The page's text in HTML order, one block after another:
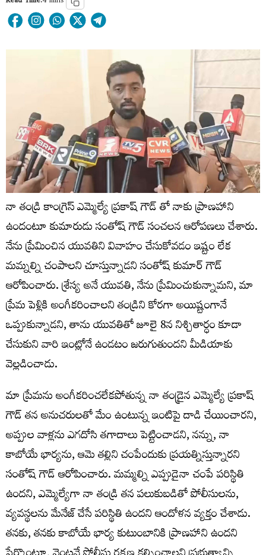
నా తండ్రి కాంగ్రెస్ ఎమ్మెల్యే ప్రకాష్ గౌడ్ తో నాకు ప్రాణహాని
ఉందంటూ కుమారుడు సంతోష్ గౌడ్ సంచలన ఆరోపణలు చేశారు.
నేను ప్రేమించిన యువతిని వివాహం చేసుకోవడం ఇష్టం లేక
మమ్నల్ని చంపాలని చూస్తున్నాడని సంతోష్ కుమార్ గౌడ్
ఆరోపించారు. శ్రేస్య అనే యువతి, నేను ప్రేమించుకున్నామని, మా
ప్రేమ పెళ్లికి అంగీకరించాలని తండ్రిని కోరగా అయిష్టంగానే
ఒప్పుకున్నాడని, తాను యువతితో జూలై 8న నిశ్చితార్ధం కూడా
చేసుకుని వారి ఇంట్లోనే ఉండటం జరుగుతుందని మీడియాకు
వెల్లడించాడు.
మా ప్రేమను అంగీకరించలేకపోతున్న నా తండ్రైన ఎమ్మెల్యే ప్రకాష్
గౌడ్ తన అనుచరులతో మేం ఉంటున్న ఇంటిపై దాడి చేయించారని,
అప్పుల వాళ్లను ఎగదోసి తగాదాలు పెట్టించాడని, నన్ను, నా
కాబోయే భార్యను, ఆమె తల్లిని చంపేందుకు ప్రయత్నిస్తున్నారని
సంతోష్ గౌడ్ ఆరోపించారు. మమ్మల్ని ఎప్పుడైనా చంపే పరిస్థితి
ఉందని, ఎమ్మెల్యేగా నా తండ్రి తన పలుకుబడితో పోలీసులను,
వ్యవస్థలను మేనేజ్ చేసే పరిస్థితి ఉందని ఆందోళన వ్యక్తం చేశాడు.
తనకు, తనకు కాబోయే భార్య కుటుంబానికి ప్రాణహాని ఉందని